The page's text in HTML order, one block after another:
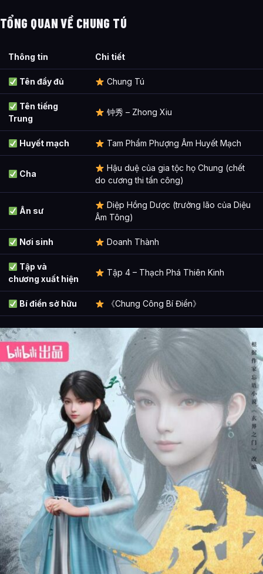
TỔNG QUAN VỀ CHUNG TÚ
Thông tin Chi tiết
Tên đầy đủ Chung Tú
Tên tiếng
Trung
钟秀 – Zhong Xiu
Huyết mạch Tam Phẩm Phượng Âm Huyết Mạch
Cha
Hậu duệ của gia tộc họ Chung (chết
do cương thi tấn công)
Ân sư
Diệp Hồng Dược (trưởng lão của Diệu
Âm Tông)
Nơi sinh Doanh Thành
Tập và
chương xuất hiện
Tập 4 – Thạch Phá Thiên Kinh
Bí điển sở hữu 《Chung Công Bí Điển》